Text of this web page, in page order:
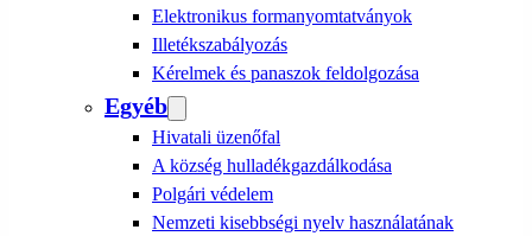
Elektronikus formanyomtatványok
Illetékszabályozás
Kérelmek és panaszok feldolgozása
Egyéb
Hivatali üzenőfal
A község hulladékgazdálkodása
Polgári védelem
Nemzeti kisebbségi nyelv használatának